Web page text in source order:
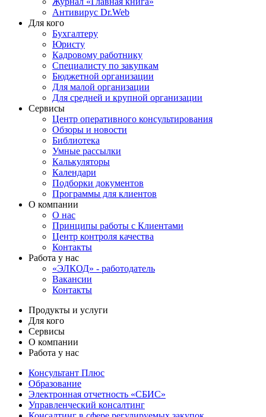
Антивирус Dr.Web
Для кого
Бухгалтеру
Юристу
Кадровому работнику
Специалисту по закупкам
Бюджетной организации
Для малой организации
Для средней и крупной организации
Сервисы
Центр оперативного консультирования
Обзоры и новости
Библиотека
Умные рассылки
Калькуляторы
Календари
Подборки документов
Программы для клиентов
О компании
О нас
Принципы работы с Клиентами
Центр контроля качества
Контакты
Работа у нас
«ЭЛКОД» - работодатель
Вакансии
Контакты
Продукты и услуги
Для кого
Сервисы
О компании
Работа у нас
Консультант Плюс
Образование
Электронная отчетность «СБИС»
Управленческий консалтинг